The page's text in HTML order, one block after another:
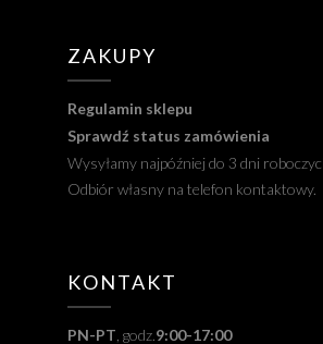
ZAKUPY
Regulamin sklepu
Sprawdź status zamówienia
Wysyłamy najpóźniej do 3 dni
Odbiór własny na telefon kontaktowy.
KONTAKT
PN-PT , godz.9:00-17:00